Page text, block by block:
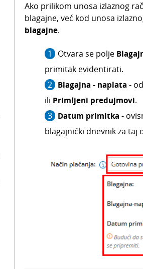
Ako prilikom unosa izlaznog
blagajne, već kod unosa
blagajne.
Otvara se polje
primitak evidentirati.
Blagajna - naplata -
ili Primljeni predujmovi.
Datum primitka -
blagajnički dnevnik za taj